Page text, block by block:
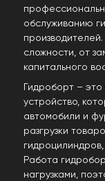
обслуживанию
сложности, от
капитального
Гидроборт –
устройство,
автомобили и
разгрузки
Работа
нагрузками,